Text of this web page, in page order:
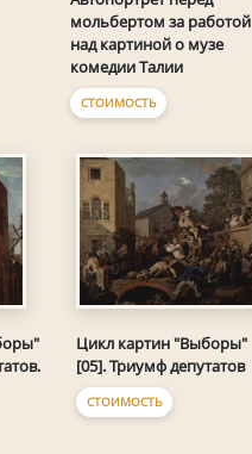
мольбертом за работой
над картиной о музе
комедии Талии
СТОИМОСТЬ
Цикл картин "Выборы"
[05]. Триумф депутатов
СТОИМОСТЬ